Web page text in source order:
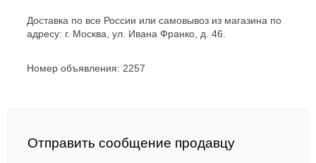
Доставка по все России или самовывоз из магазина по
адресу: г. Москва, ул. Ивана Франко, д. 46.
Номер объявления: 2257
Отправить сообщение продавцу